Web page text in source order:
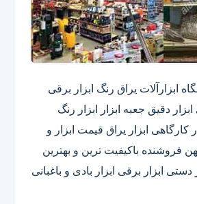
ابزارآلات یراق رنگ ابزار برقی
ابزار دقیق​ جعبه ابزار ابزار رنگ
کارگاهی ابزار یراق قیمت ابزار و
فروشنده باکیفیت ترین و بهترین
دستی ابزار برقی ابزار بادی و باغبانی